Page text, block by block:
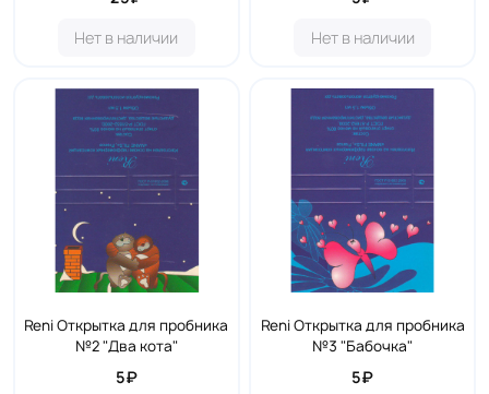
Нет в наличии
Нет в наличии
Reni Открытка для пробника
№2 "Два кота"
5₽
Reni Открытка для пробника
№3 "Бабочка"
5₽